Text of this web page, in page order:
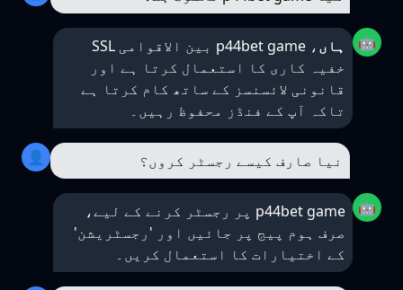
🤖 ہاں
، p44bet game بین الاقوامی SSL
خفیہ کاری کا استعمال کرتا ہے اور
قانونی لائسنسز کے ساتھ کام کرتا ہے
تاکہ آپ کے فنڈز محفوظ رہیں۔
نیا صارف کیسے رجسٹر کروں؟ 👤
🤖
p44bet game پر رجسٹر کرنے کے لیے،
صرف ہوم پیج پر جائیں اور 'رجسٹریشن'
کے اختیارات کا استعمال کریں۔